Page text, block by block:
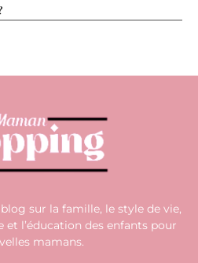
sur la famille, le style de vie,
et l’éducation des enfants pour
mamans.